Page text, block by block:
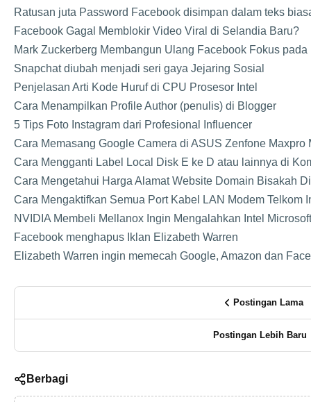
Ratusan juta Password Facebook disimpan dalam teks
Facebook Gagal Memblokir Video Viral di Selandia Baru?
Mark Zuckerberg Membangun Ulang Facebook Fokus pada
Snapchat diubah menjadi seri gaya Jejaring Sosial
Penjelasan Arti Kode Huruf di CPU Prosesor Intel
Cara Menampilkan Profile Author (penulis) di Blogger
5 Tips Foto Instagram dari Profesional Influencer
Cara Memasang Google Camera di ASUS Zenfone Maxpro
Cara Mengganti Label Local Disk E ke D atau lainnya di
Cara Mengetahui Harga Alamat Website Domain Bisakah
Cara Mengaktifkan Semua Port Kabel LAN Modem Telkom
NVIDIA Membeli Mellanox Ingin Mengalahkan Intel
Facebook menghapus Iklan Elizabeth Warren
Elizabeth Warren ingin memecah Google, Amazon dan
Postingan Lama
Postingan Lebih Baru
Berbagi